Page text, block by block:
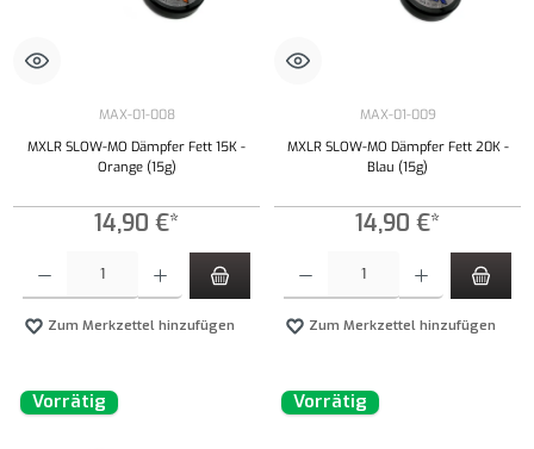
MAX-01-008
MXLR SLOW-MO Dämpfer Fett 15K -
Orange (15g)
14,90 €*
Zum Merkzettel hinzufügen
MAX-01-009
MXLR SLOW-MO Dämpfer Fett 20K -
Blau (15g)
14,90 €*
Zum Merkzettel hinzufügen
Vorrätig Vorrätig